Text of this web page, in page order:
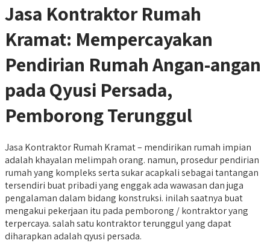
Jasa Kontraktor Rumah
Kramat: Mempercayakan
Pendirian Rumah Angan-angan
pada Qyusi Persada,
Pemborong Terunggul
Jasa Kontraktor Rumah Kramat – mendirikan rumah impian
adalah khayalan melimpah orang. namun, prosedur pendirian
rumah yang kompleks serta sukar acapkali sebagai tantangan
tersendiri buat pribadi yang enggak ada wawasan dan juga
pengalaman dalam bidang konstruksi. inilah saatnya buat
mengakui pekerjaan itu pada pemborong / kontraktor yang
terpercaya. salah satu kontraktor terunggul yang dapat
diharapkan adalah qyusi persada.